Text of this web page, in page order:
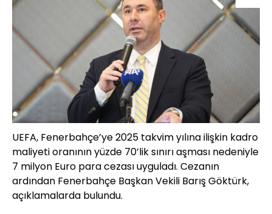
UEFA, Fenerbahçe’ye 2025 takvim yılına ilişkin kadro
maliyeti oranının yüzde 70’lik sınırı aşması nedeniyle
7 milyon Euro para cezası uyguladı. Cezanın
ardından Fenerbahçe Başkan Vekili Barış Göktürk,
açıklamalarda bulundu.